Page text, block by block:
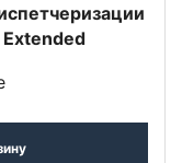
Extended